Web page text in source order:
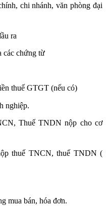
chi nhánh, văn phòng đại
ra
các chứng từ
thuế GTGT (nếu có)
nghiệp.
Thuế TNDN nộp cho cơ
thuế TNCN, thuế TNDN (
mua bán, hóa đơn.